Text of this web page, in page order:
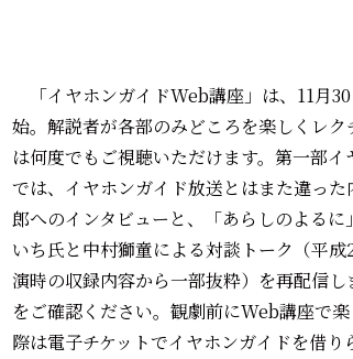
「イヤホンガイドWeb講座」は、11月
始。解説者が各部のみどころを楽しくレ
は何度でもご視聴いただけます。第一部
では、イヤホンガイド放送とはまた違っ
郎へのインタビューと、「あらしのよるに
いち氏と中村獅童による対談トーク（平
演時の収録内容から一部抜粋）を再配信し
をご確認ください。観劇前にWeb講座で
際は電子チケットでイヤホンガイドを借り